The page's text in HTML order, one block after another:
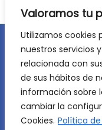
Valoramos tu
Utilizamos cookies
nuestros servicios
relacionada con
de sus hábitos de
información sobre
cambiar la
Cookies. Política
Aviso legal
©2026Lycée
derechos reservados.